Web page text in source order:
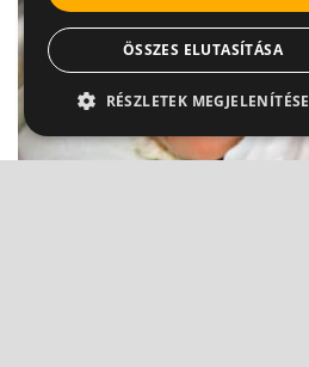
ÖSSZES ELUTASÍTÁSA
RÉSZLETEK MEGJELENÍTÉSE